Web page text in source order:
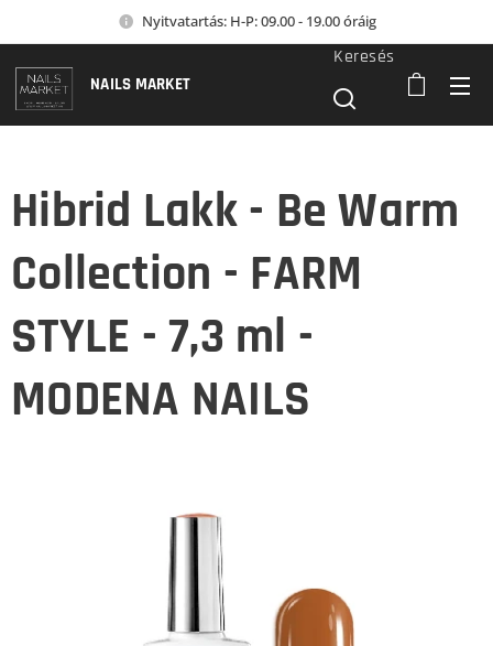
Nyitvatartás: H-P: 09.00 - 19.00 óráig
NAILS MARKET
Keresés
Hibrid Lakk - Be Warm
Collection - FARM
STYLE - 7,3 ml -
MODENA NAILS